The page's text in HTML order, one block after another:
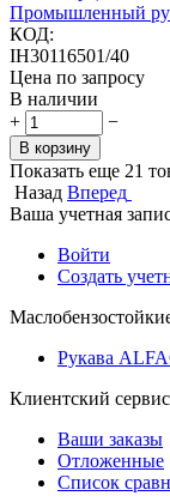
Промышленный
КОД:
IH30116501/40
Цена по запросу
В наличии
+
−
В корзину
Показать еще 21
Назад Вперед
Ваша учетная
Войти
Создать
Рукава
Клиентский сервис
Ваши заказы
Отложенные
Список